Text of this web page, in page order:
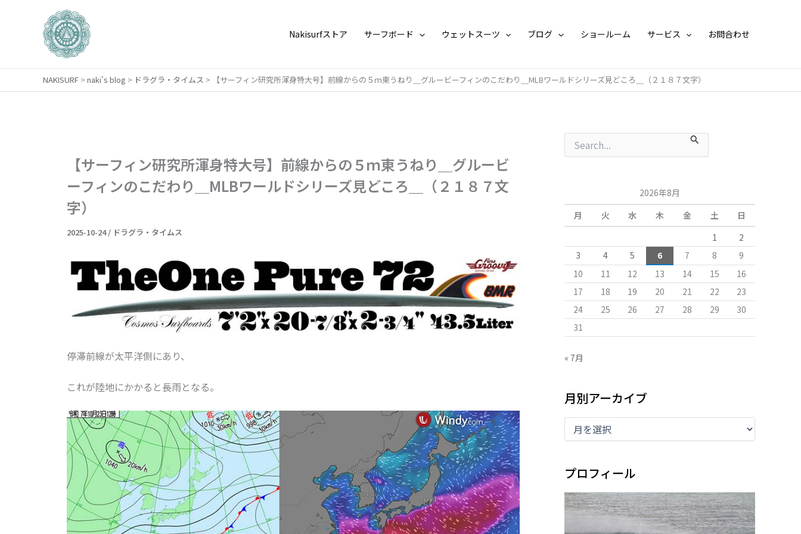
ッ
Nakisurfストア サーフボード ウェットスーツ ブログ ショールーム サービス お問合わせ
NAKISURF > naki's blog > ドラグラ・タイムス > 【サーフィン研究所渾身特大号】前線からの５ｍ東うねり＿グルービーフィンのこだわり＿MLBワールドシリーズ見どころ＿（２１８７文字）
【サーフィン研究所渾身特大号】前線からの５ｍ東うねり＿グルービ
ーフィンのこだわり＿MLBワールドシリーズ見どころ＿（２１８７文
字）
2025-10-24/ ドラグラ・タイムス
停滞前線が太平洋側にあり、
これが陸地にかかると長雨となる。
2026年8月
月
火 水 木 金 土
日
1
2
3
4 5 6 7 8
9
10
11 12 13 14 15
16
17
18 19 20 21 22
23
24
25 26 27 28 29
30
31
« 7月
月別アーカイブ
ブ
プロフィール